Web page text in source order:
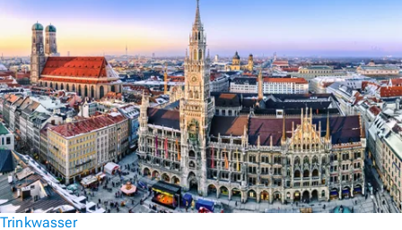
Trinkwasser